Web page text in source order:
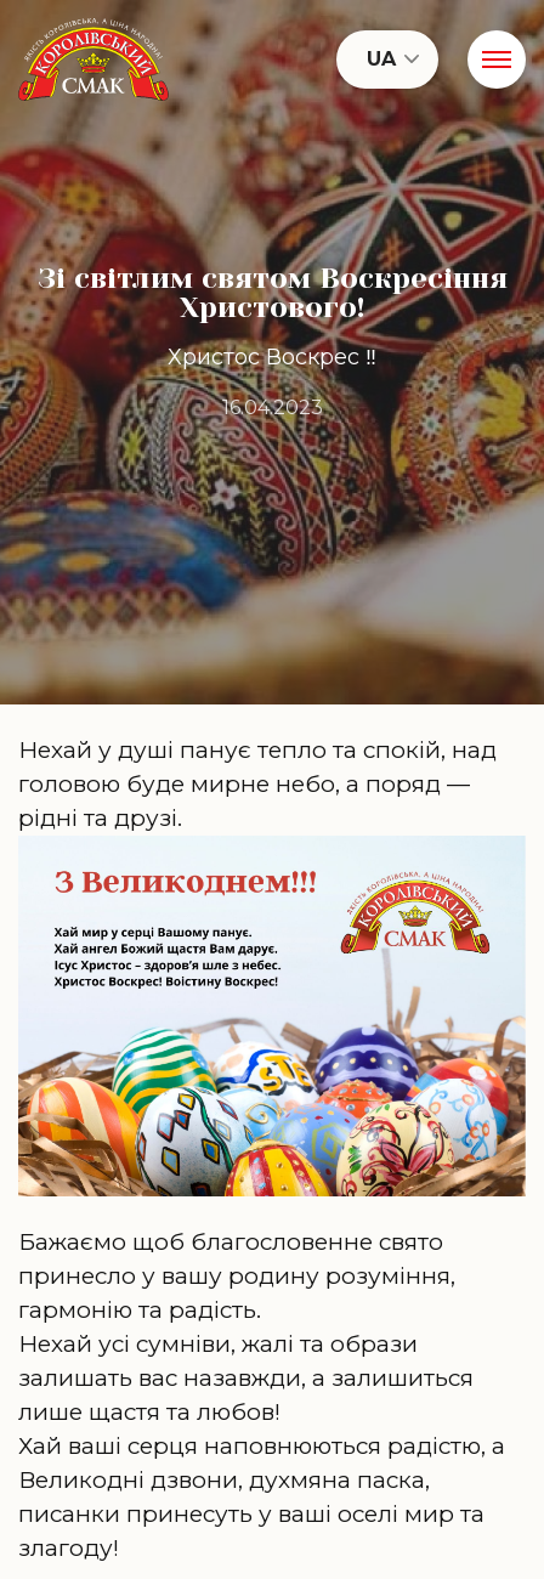
UA
Зі світлим святом Воскресіння
Христового!
Христос Воскрес ‼️
16.04.2023
Нехай у душі панує тепло та спокій, над
головою буде мирне небо, а поряд —
рідні та друзі.
Бажаємо щоб благословенне свято
принесло у вашу родину розуміння,
гармонію та радість.
Нехай усі сумніви, жалі та образи
залишать вас назавжди, а залишиться
лише щастя та любов!
Хай ваші серця наповнюються радістю, а
Великодні дзвони, духмяна паска,
писанки принесуть у ваші оселі мир та
злагоду!